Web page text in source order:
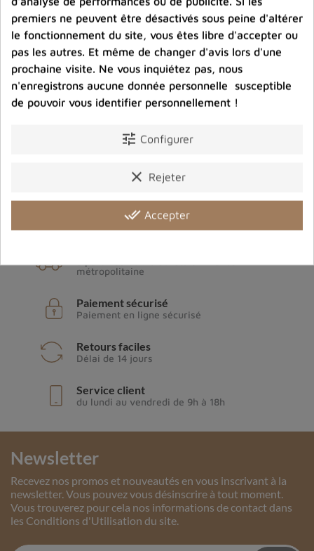
métropolitaine
Paiement sécurisé
Paiement en ligne sécurisé
Retours faciles
Délai de 14 jours
Service client
du lundi au vendredi de 9h à 18h
Newsletter
Recevez nos promos et nouveautés en vous inscrivant à la
newsletter. Vous pouvez vous désinscrire à tout moment.
Vous trouverez pour cela nos informations de contact dans
les Conditions d'Utilisation du site.
premiers ne peuvent être désactivés sous peine d'altérer
le fonctionnement du site, vous êtes libre d'accepter ou
pas les autres. Et même de changer d'avis lors d'une
prochaine visite. Ne vous inquiétez pas, nous
n'enregistrons aucune donnée personnelle susceptible
de pouvoir vous identifier personnellement !
tune Configurer
clear Rejeter
done_all Accepter